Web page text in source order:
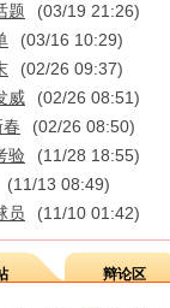
题
(03/19 21:26)
(03/16 10:29)
(02/26 09:37)
威
(02/26 08:51)
(02/26 08:50)
验
(11/28 18:55)
(11/13 08:49)
员 (11/10 01:42)
辩论区